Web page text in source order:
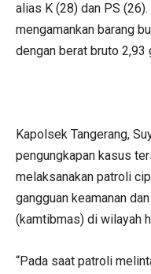
alias K (28) dan PS
mengamankan barang
dengan berat bruto 2,93
Kapolsek Tangerang,
pengungkapan kasus
melaksanakan patroli
gangguan keamanan
(kamtibmas) di wilayah
“Pada saat patroli